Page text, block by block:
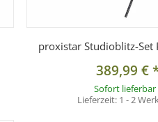
proxistar Studioblitz-Set
389,99 €
Sofort lieferbar
Lieferzeit: 1 - 2